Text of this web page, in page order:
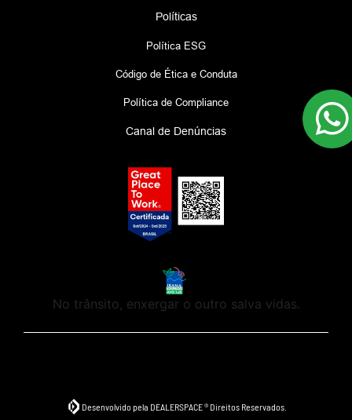
Políticas
Política ESG
Código de Ética e Conduta
Política de Compliance
Canal de Denúncias
No trânsito, enxergar o outro salva vidas.
Desenvolvido pela DEALERSPACE ® Direitos Reservados.